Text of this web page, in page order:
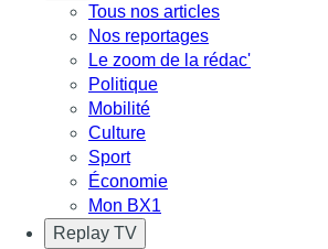
Tous nos articles
Nos reportages
Le zoom de la rédac'
Politique
Mobilité
Culture
Sport
Économie
Mon BX1
Replay TV